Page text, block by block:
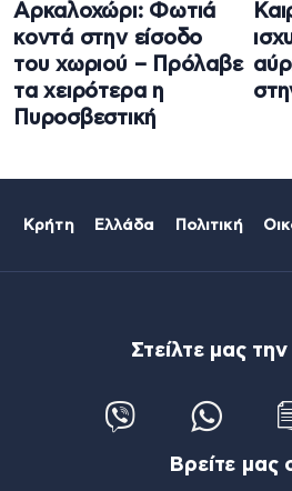
Αρκαλοχώρι: Φωτιά
κοντά στην είσοδο
του χωριού – Πρόλαβε
τα χειρότερα η
Πυροσβεστική
Κρήτη Ελλάδα Πολιτική
Στείλτε μας
Βρείτε μας